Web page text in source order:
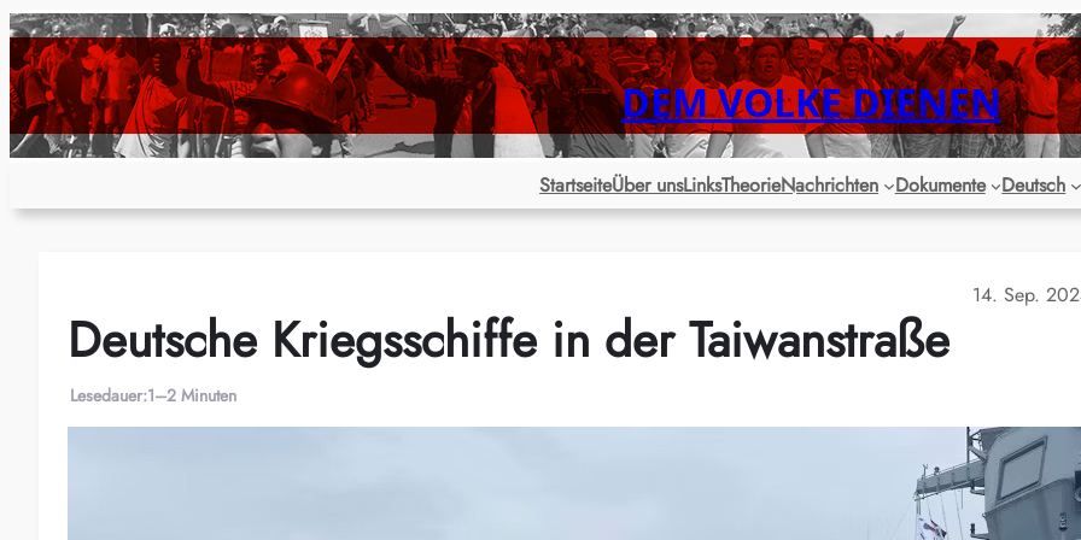
Zum
Inhalt
springen
DEM VOLKE DIENEN
StartseiteÜber unsLinksTheorieNachrichten Dokumente Deutsch
14. Sep.
Deutsche Kriegsschiffe in der Taiwanstraße
Lesedauer:1–2 Minuten